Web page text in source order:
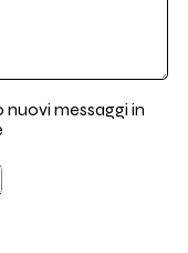
nuovi messaggi in